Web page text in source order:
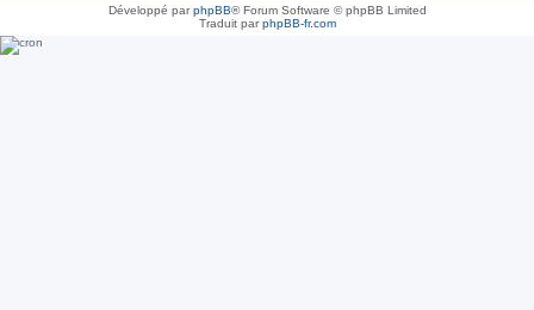
Développé parphpBB® Forum Software © phpBB Limited
Traduit parphpBB-fr.com